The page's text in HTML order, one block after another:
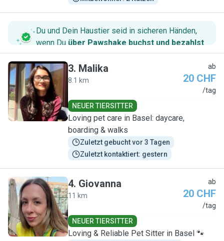
Du und Dein Haustier seid in sicheren Händen,
wenn Du über Pawshake buchst und bezahlst.
M
3. Malika
8.1 km
ab
20 CHF
/tag
NEUER TIERSITTER
Loving pet care in Basel: daycare,
boarding & walks
Zuletzt gebucht vor 3 Tagen
Zuletzt kontaktiert: gestern
G
4. Giovanna
11 km
ab
20 CHF
/tag
NEUER TIERSITTER
Loving & Reliable Pet Sitter in Basel 🐾